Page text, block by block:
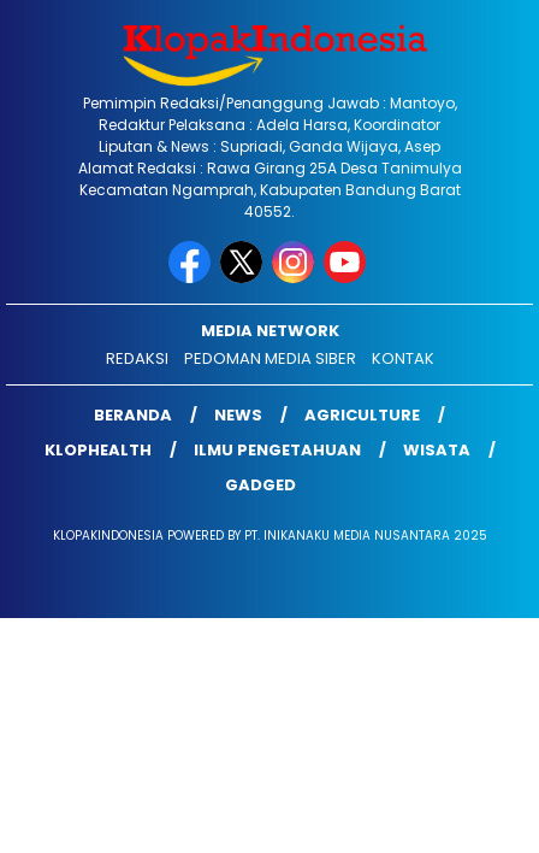
Pemimpin Redaksi/Penanggung Jawab : Mantoyo,
Redaktur Pelaksana : Adela Harsa, Koordinator
Liputan & News : Supriadi, Ganda Wijaya, Asep
Alamat Redaksi : Rawa Girang 25A Desa Tanimulya
Kecamatan Ngamprah, Kabupaten Bandung Barat
40552.
MEDIA NETWORK
REDAKSI
PEDOMAN MEDIA SIBER KONTAK
BERANDA NEWS
AGRICULTURE
KLOPHEALTH
ILMU PENGETAHUAN
WISATA
GADGED
KLOPAKINDONESIA POWERED BY PT. INIKANAKU MEDIA NUSANTARA 2025